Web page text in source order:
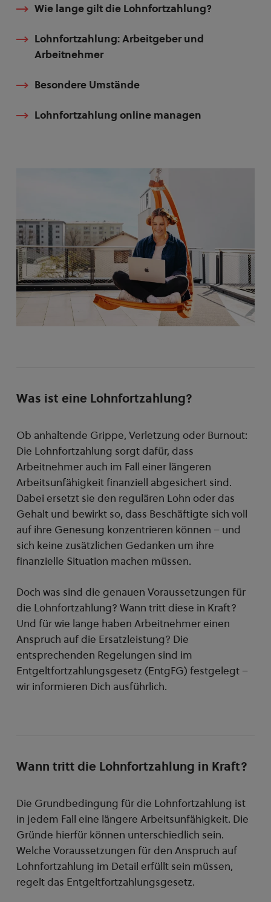
Wie lange gilt die Lohnfortzahlung?
Lohnfortzahlung: Arbeitgeber und
Arbeitnehmer
Besondere Umstände
Lohnfortzahlung online managen
Was ist eine Lohnfortzahlung?
Ob anhaltende Grippe, Verletzung oder Burnout:
Die Lohnfortzahlung sorgt dafür, dass
Arbeitnehmer auch im Fall einer längeren
Arbeitsunfähigkeit finanziell abgesichert sind.
Dabei ersetzt sie den regulären Lohn oder das
Gehalt und bewirkt so, dass Beschäftigte sich voll
auf ihre Genesung konzentrieren können – und
sich keine zusätzlichen Gedanken um ihre
finanzielle Situation machen müssen.
Doch was sind die genauen Voraussetzungen für
die Lohnfortzahlung? Wann tritt diese in Kraft?
Und für wie lange haben Arbeitnehmer einen
Anspruch auf die Ersatzleistung? Die
entsprechenden Regelungen sind im
Entgeltfortzahlungsgesetz (EntgFG) festgelegt –
wir informieren Dich ausführlich.
Wann tritt die Lohnfortzahlung in Kraft?
Die Grundbedingung für die Lohnfortzahlung ist
in jedem Fall eine längere Arbeitsunfähigkeit. Die
Gründe hierfür können unterschiedlich sein.
Welche Voraussetzungen für den Anspruch auf
Lohnfortzahlung im Detail erfüllt sein müssen,
regelt das Entgeltfortzahlungsgesetz.